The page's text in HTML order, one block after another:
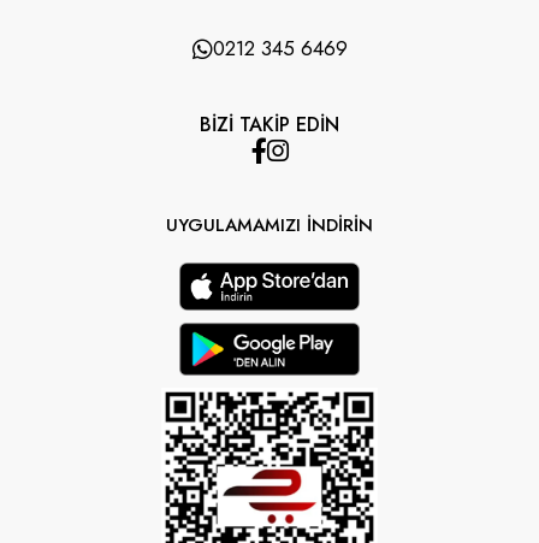
0212 345 6469
BİZİ TAKİP EDİN
UYGULAMAMIZI İNDİRİN